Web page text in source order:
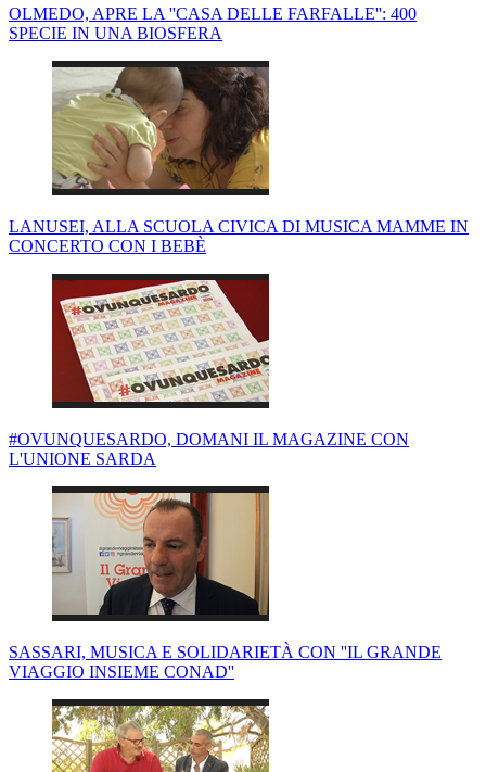
OLMEDO, APRE LA ''CASA DELLE FARFALLE'': 400
SPECIE IN UNA BIOSFERA
LANUSEI, ALLA SCUOLA CIVICA DI MUSICA MAMME IN
CONCERTO CON I BEBÈ
#OVUNQUESARDO, DOMANI IL MAGAZINE CON
L'UNIONE SARDA
SASSARI, MUSICA E SOLIDARIETÀ CON ''IL GRANDE
VIAGGIO INSIEME CONAD''